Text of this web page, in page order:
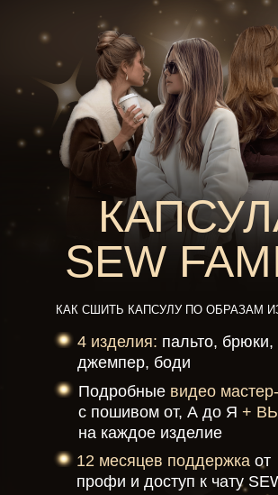
SEW
12 месяцев поддержка от
профи и доступ к чату
Подробные видео
с пошивом от, А до Я +
на каждое изделие
4 изделия: пальто, брюки,
джемпер, боди
КАК СШИТЬ КАПСУЛУ ПО ОБРАЗАМ ИЗ